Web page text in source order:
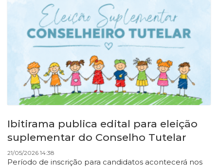
Ibitirama publica edital para eleição
suplementar do Conselho Tutelar
21/05/2026 14:38
Período de inscrição para candidatos acontecerá nos